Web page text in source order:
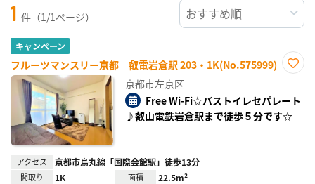
1 件（1/1ページ）
キャンペーン
フルーツマンスリー京都 叡電岩倉駅 203・1K(No.575999)
り登
録
京都市左京区
Free Wi-Fi☆バストイレセパレート
♪叡山電鉄岩倉駅まで徒歩５分です☆
アクセス 京都市烏丸線「国際会館駅」徒歩13分
間取り 1K 面積 22.5m²